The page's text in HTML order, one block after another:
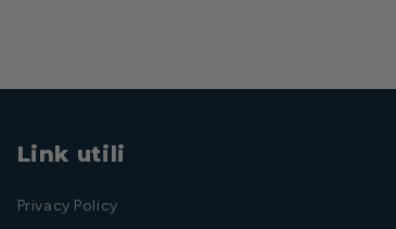
Link utili
Privacy Policy